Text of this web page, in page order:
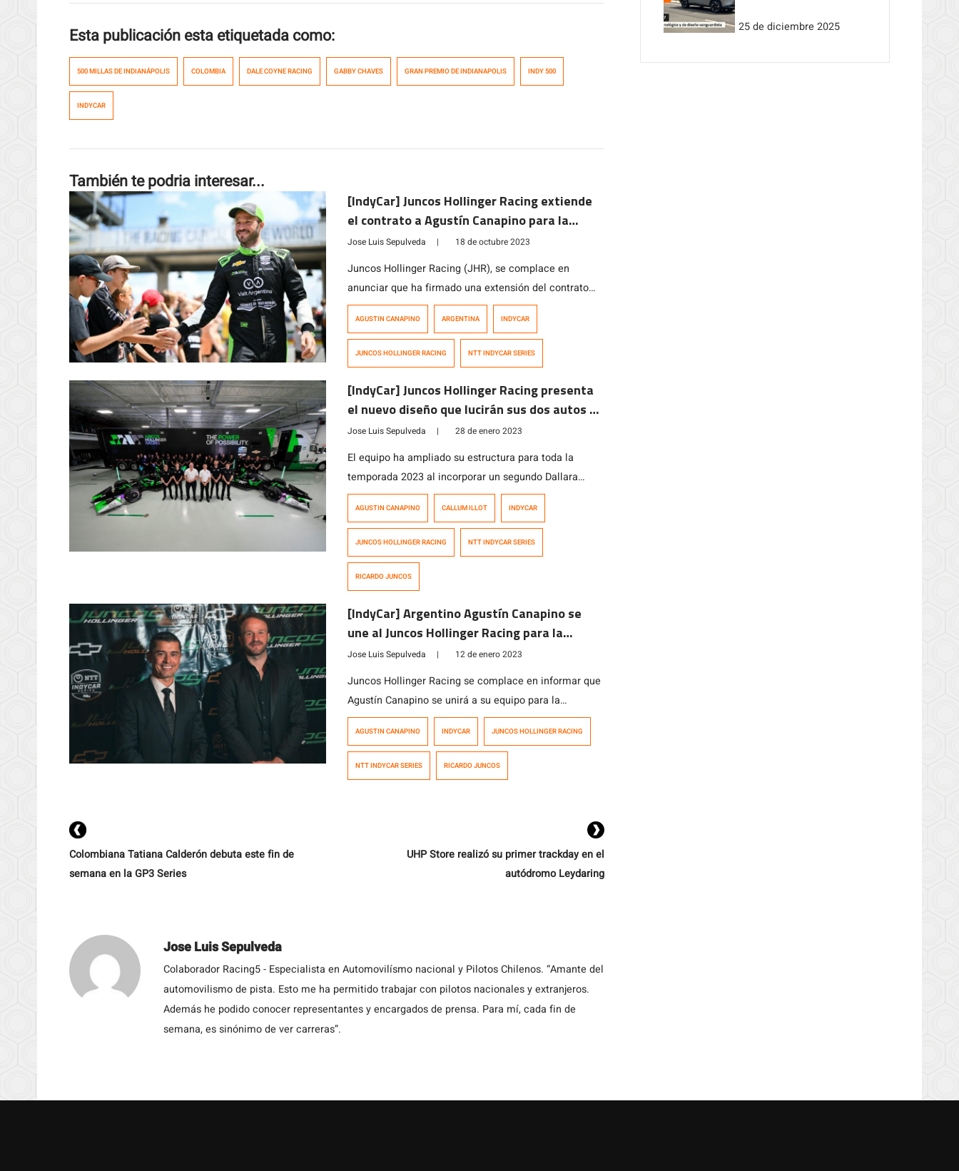
Esta publicación esta etiquetada como:
500 MILLAS DE INDIANÁPOLIS COLOMBIA DALE COYNE RACING GABBY CHAVES GRAN PREMIO DE INDIANAPOLIS INDY 500
INDYCAR
También te podria interesar...
[IndyCar] Juncos Hollinger Racing extiende
el contrato a Agustín Canapino para la
temporada 2024
Jose Luis Sepulveda | 18 de octubre 2023
Juncos Hollinger Racing (JHR), se complace en
anunciar que ha firmado una extensión del contrato
con Agustín Canapino. De esta forma “El Titan”
de JHR, expresó su entusiasmo y afirmó: «Agustín
Canapino ha sido la sorpresa de la temporada para […]
AGUSTIN CANAPINO ARGENTINA INDYCAR
JUNCOS HOLLINGER RACING NTT INDYCAR SERIES
[IndyCar] Juncos Hollinger Racing presenta
el nuevo diseño que lucirán sus dos autos en
la temporada 2023
Jose Luis Sepulveda | 28 de enero 2023
El equipo ha ampliado su estructura para toda la
temporada 2023 al incorporar un segundo Dallara
Chevrolet en la máxima categoría de monopostos del
consecutivo, conducirá el auto Nro.77, mientras que el
múltiple campeón argentino, Agustín Canapino, tendrá
a su cargo la […]
AGUSTIN CANAPINO CALLUM ILLOT INDYCAR
JUNCOS HOLLINGER RACING NTT INDYCAR SERIES
RICARDO JUNCOS
[IndyCar] Argentino Agustín Canapino se
une al Juncos Hollinger Racing para la
temporada 2023
Jose Luis Sepulveda | 12 de enero 2023
Juncos Hollinger Racing se complace en informar que
Agustín Canapino se unirá a su equipo para la
temporada completa de la NTT INDYCAR SERIES en
Estados Unidos. El piloto de 32 años conducirá el
AGUSTIN CANAPINO INDYCAR JUNCOS HOLLINGER RACING
NTT INDYCAR SERIES RICARDO JUNCOS
Colombiana Tatiana Calderón debuta este fin de
semana en la GP3 Series
UHP Store realizó su primer trackday en el
autódromo Leydaring
Jose Luis Sepulveda
Colaborador Racing5 - Especialista en Automovilísmo nacional y Pilotos Chilenos. “Amante del
automovilismo de pista. Esto me ha permitido trabajar con pilotos nacionales y extranjeros.
Además he podido conocer representantes y encargados de prensa. Para mí, cada fin de
semana, es sinónimo de ver carreras”.
25 de diciembre 2025